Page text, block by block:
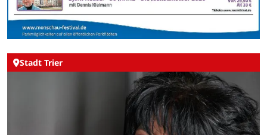
Stadt Trier